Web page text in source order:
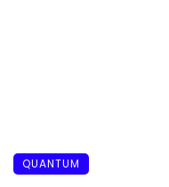
QUANTUM